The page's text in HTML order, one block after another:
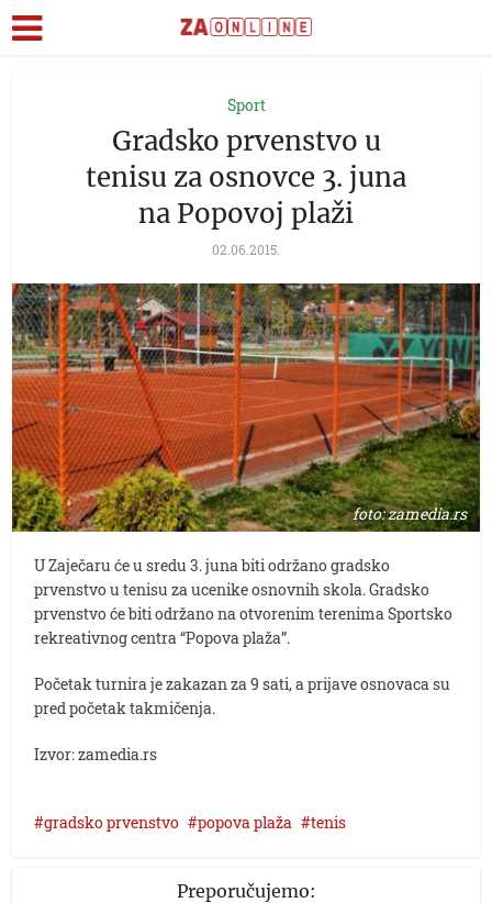
Sport
Gradsko prvenstvo u
tenisu za osnovce 3. juna
na Popovoj plaži
02.06.2015.
foto: zamedia.rs
U Zaječaru će u sredu 3. juna biti održano gradsko
prvenstvo u tenisu za ucenike osnovnih skola. Gradsko
prvenstvo će biti održano na otvorenim terenima Sportsko
rekreativnog centra “Popova plaža”.
Početak turnira je zakazan za 9 sati, a prijave osnovaca su
pred početak takmičenja.
Izvor: zamedia.rs
gradsko prvenstvo popova plaža tenis
Preporučujemo: